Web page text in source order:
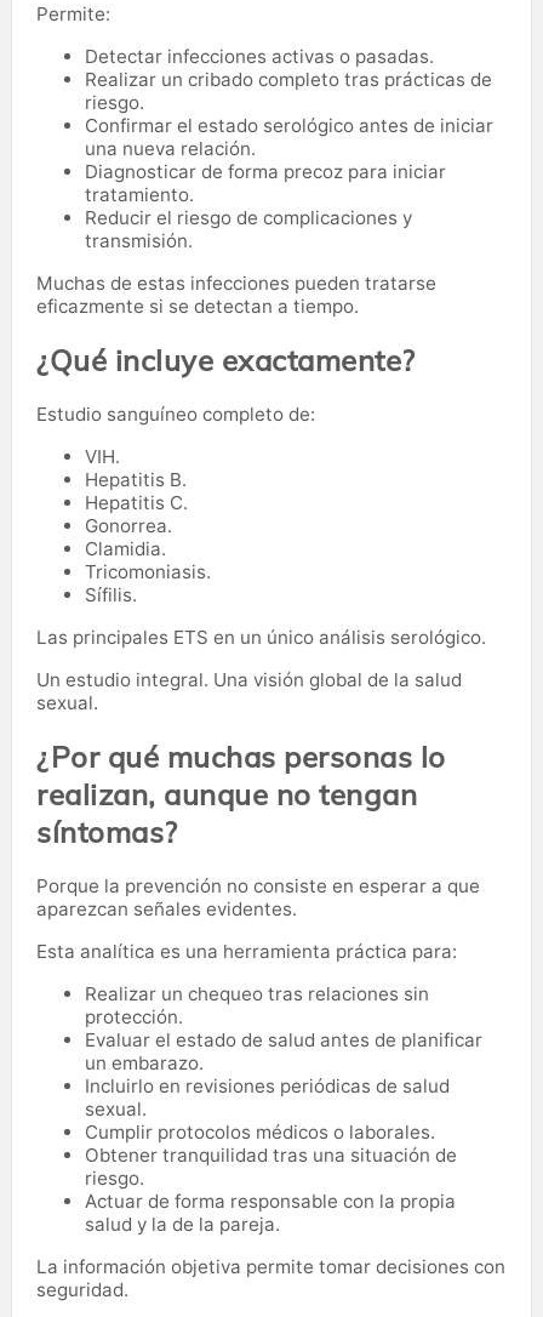
Permite:
Detectar infecciones activas o pasadas.
Realizar un cribado completo tras prácticas de
riesgo.
Confirmar el estado serológico antes de iniciar
una nueva relación.
Diagnosticar de forma precoz para iniciar
tratamiento.
Reducir el riesgo de complicaciones y
transmisión.
Muchas de estas infecciones pueden tratarse
eficazmente si se detectan a tiempo.
¿Qué incluye exactamente?
Estudio sanguíneo completo de:
VIH.
Hepatitis B.
Hepatitis C.
Gonorrea.
Clamidia.
Tricomoniasis.
Sífilis.
Las principales ETS en un único análisis serológico.
Un estudio integral. Una visión global de la salud
sexual.
¿Por qué muchas personas lo
realizan, aunque no tengan
síntomas?
Porque la prevención no consiste en esperar a que
aparezcan señales evidentes.
Esta analítica es una herramienta práctica para:
Realizar un chequeo tras relaciones sin
protección.
Evaluar el estado de salud antes de planificar
un embarazo.
Incluirlo en revisiones periódicas de salud
sexual.
Cumplir protocolos médicos o laborales.
Obtener tranquilidad tras una situación de
riesgo.
Actuar de forma responsable con la propia
salud y la de la pareja.
La información objetiva permite tomar decisiones con
seguridad.